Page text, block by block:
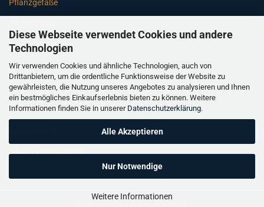
Diese Webseite verwendet Cookies und andere
Technologien
Wir verwenden Cookies und ähnliche Technologien, auch von
Drittanbietern, um die ordentliche Funktionsweise der Website zu
gewährleisten, die Nutzung unseres Angebotes zu analysieren und Ihnen
ein bestmögliches Einkaufserlebnis bieten zu können. Weitere
Informationen finden Sie in unserer Datenschutzerklärung.
Alle Akzeptieren
Nur Notwendige
Weitere Informationen
Pflanzgefäße
Gartenbänke
Pfeiler
Gartenbrunnen
Gartenfiguren